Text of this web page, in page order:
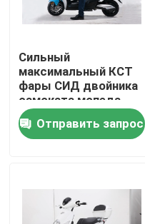
Дома
Контакты
Сильный
максимальный КСТ
фары СИД двойника
самоката мопеда
скорости 50км
электрический
безламповый
Отправить запрос